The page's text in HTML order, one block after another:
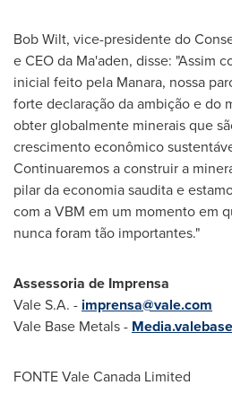
Bob Wilt, vice-presidente do
e CEO da Ma'aden, disse: "Assim
inicial feito pela Manara, nossa
forte declaração da ambição e do
obter globalmente minerais que
crescimento econômico
Continuaremos a construir a
pilar da economia saudita e
com a VBM em um momento em
nunca foram tão importantes."
Assessoria de Imprensa
Vale S.A. - imprensa@vale.com
Vale Base Metals -
FONTE Vale Canada Limited